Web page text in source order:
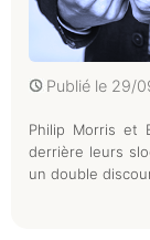
Publié le 29/
Philip Morris et
derrière leurs
un double